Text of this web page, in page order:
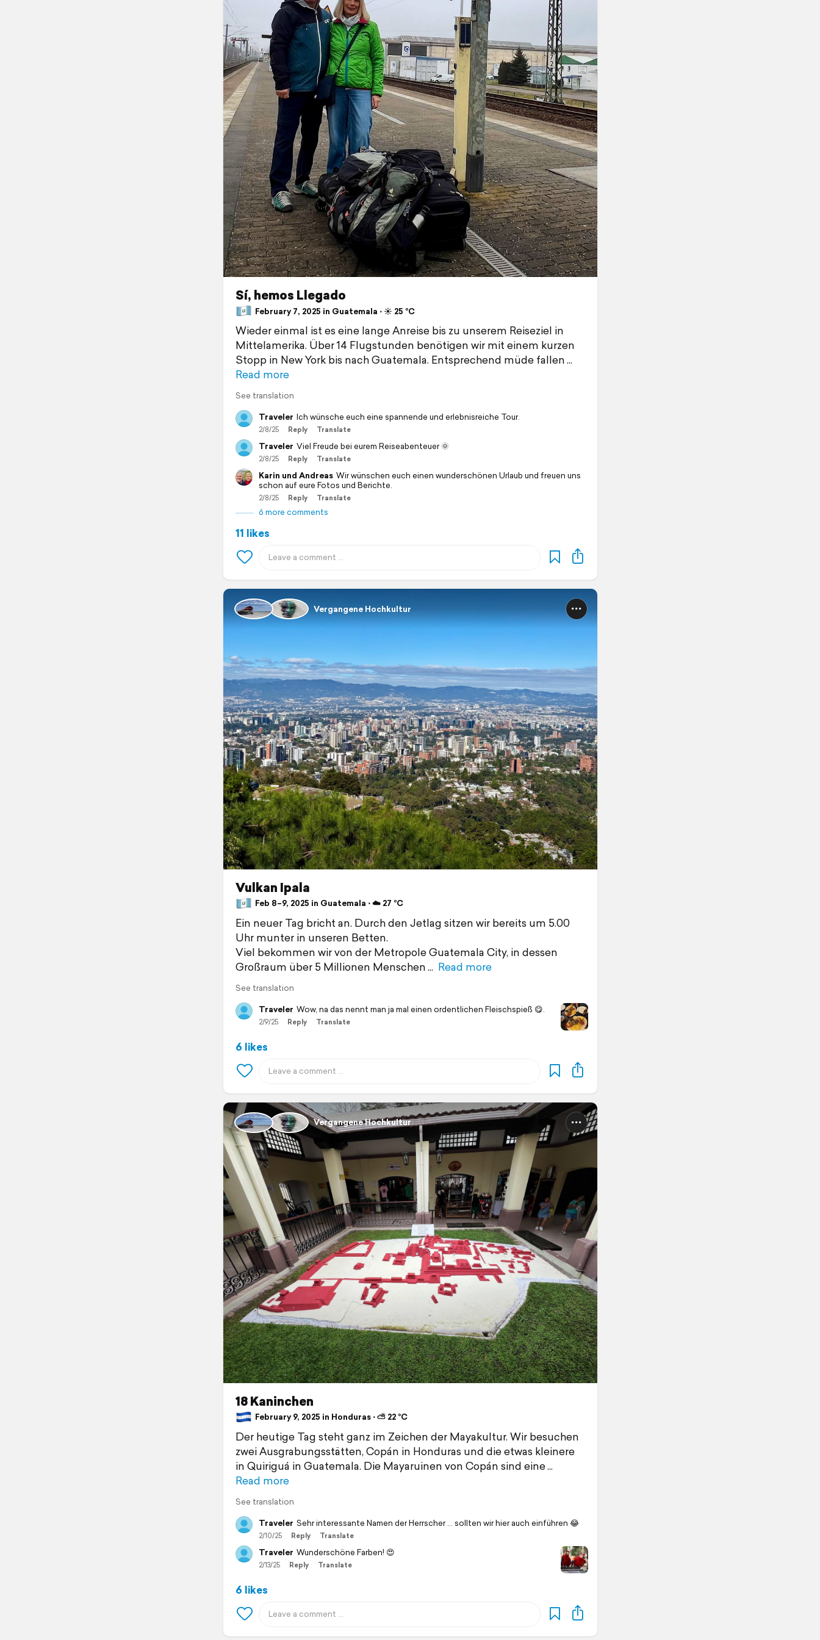
Sí, hemos Llegado
February 7, 2025 in Guatemala ⋅ ☀️ 25 °C
Wieder einmal ist es eine lange Anreise bis zu unserem Reiseziel in
Mittelamerika. Über 14 Flugstunden benötigen wir mit einem kurzen
Stopp in New York bis nach Guatemala. Entsprechend müde fallen
Read more
See translation
Traveler Ich wünsche euch eine spannende und erlebnisreiche Tour.
2/8/25 Reply Translate
Traveler Viel Freude bei eurem Reiseabenteuer 🌞
2/8/25 Reply Translate
Karin und Andreas Wir wünschen euch einen wunderschönen Urlaub und freuen uns
schon auf eure Fotos und Berichte.
2/8/25 Reply Translate
6 more comments
11 likes
Vergangene Hochkultur
Vulkan Ipala
Feb 8–9, 2025 in Guatemala ⋅ ☁️ 27 °C
Ein neuer Tag bricht an. Durch den Jetlag sitzen wir bereits um 5.00
Uhr munter in unseren Betten.
Viel bekommen wir von der Metropole Guatemala City, in dessen
Großraum über 5 Millionen Menschen
Read more
See translation
Traveler Wow, na das nennt man ja mal einen ordentlichen Fleischspieß 😋.
2/9/25 Reply Translate
6 likes
Vergangene Hochkultur
18 Kaninchen
February 9, 2025 in Honduras ⋅ ⛅ 22 °C
Der heutige Tag steht ganz im Zeichen der Mayakultur. Wir besuchen
zwei Ausgrabungsstätten, Copán in Honduras und die etwas kleinere
in Quiriguá in Guatemala. Die Mayaruinen von Copán sind eine
Read more
See translation
Traveler Sehr interessante Namen der Herrscher … sollten wir hier auch einführen 😂
2/10/25 Reply Translate
Traveler Wunderschöne Farben! 😍
2/13/25 Reply Translate
6 likes